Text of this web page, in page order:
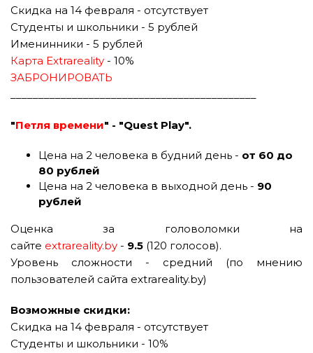
Скидка на 14 февраля - отсутствует
Студенты и школьники - 5 рублей
Именинники - 5 рублей
Карта Extrareality - 10%
ЗАБРОНИРОВАТЬ
"Петля времени" - "Quest Play".
Цена на 2 человека в будний день - от 60 до
80 рублей
Цена на 2 человека в выходной день - 90
рублей
Оценка за головоломки на
сайте extrareality.by - 9.5 (120 голосов).
Уровень сложности - средний (по мнению
пользователей сайта extrareality.by)
Возможные скидки:
Скидка на 14 февраля - отсутствует
Студенты и школьники - 10%